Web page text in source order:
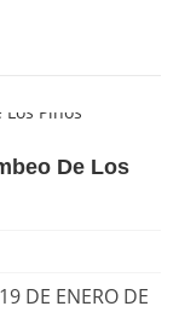
De Los
DE ENERO DE